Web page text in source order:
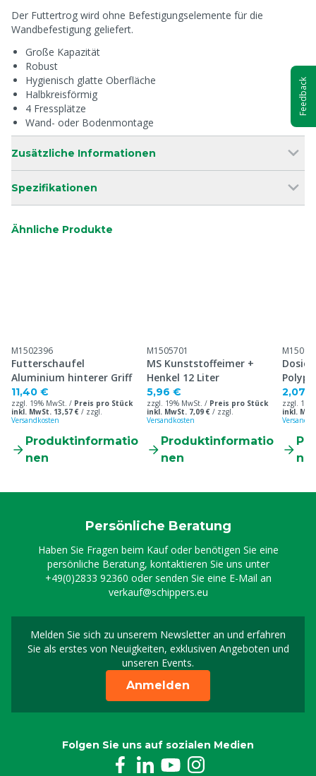
Der Futtertrog wird ohne Befestigungselemente für die
Wandbefestigung geliefert.
Große Kapazität
Robust
Hygienisch glatte Oberfläche
Halbkreisförmig
4 Fressplätze
Wand- oder Bodenmontage
Zusätzliche Informationen
Spezifikationen
Ähnliche Produkte
M1502396
Futterschaufel
Aluminium hinterer Griff
11,40 €
zzgl. 19% MwSt. / Preis pro Stück
inkl. MwSt. 13,57 € / zzgl.
Versandkosten
Produktinformatio
nen
M1505701
MS Kunststoffeimer +
Henkel 12 Liter
5,96 €
zzgl. 19% MwSt. / Preis pro Stück
inkl. MwSt. 7,09 € / zzgl.
Versandkosten
Produktinformatio
nen
Griff
2,07 €
zzgl.
inkl.
Persönliche Beratung
Haben Sie Fragen beim Kauf oder benötigen Sie eine
persönliche Beratung, kontaktieren Sie uns unter
+49(0)2833 92360 oder senden Sie eine E-Mail an
verkauf@schippers.eu
Melden Sie sich zu unserem Newsletter an und erfahren
Sie als erstes von Neuigkeiten, exklusiven Angeboten und
unseren Events.
Melden Sie sich für
Anmelden
Folgen Sie uns auf sozialen Medien
Feedback